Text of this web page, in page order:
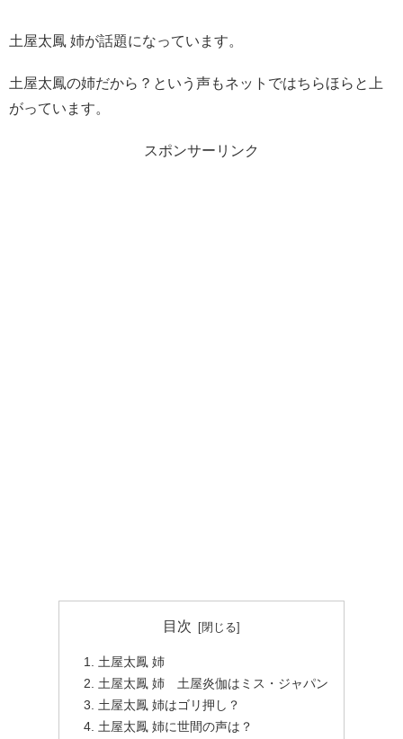
土屋太鳳 姉が話題になっています。
土屋太鳳の姉だから？という声もネットではちらほらと上
がっています。
スポンサーリンク
目次
土屋太鳳 姉
土屋太鳳 姉 土屋炎伽はミス・ジャパン
土屋太鳳 姉はゴリ押し？
土屋太鳳 姉に世間の声は？